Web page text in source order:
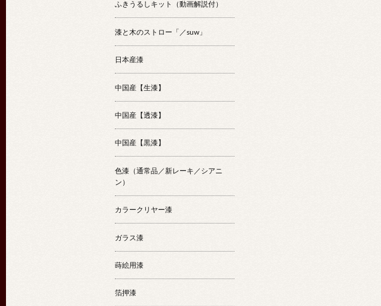
ふきうるしキット（動画解説付）
漆と木のストロー「／suw」
日本産漆
中国産【生漆】
中国産【透漆】
中国産【黒漆】
色漆（通常品／新レーキ／シアニ
ン）
カラークリヤー漆
ガラス漆
蒔絵用漆
箔押漆